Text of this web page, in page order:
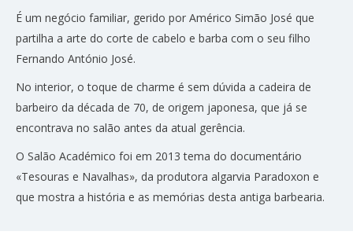
É um negócio familiar, gerido por Américo Simão José que
partilha a arte do corte de cabelo e barba com o seu filho
Fernando António José.
No interior, o toque de charme é sem dúvida a cadeira de
barbeiro da década de 70, de origem japonesa, que já se
encontrava no salão antes da atual gerência.
O Salão Académico foi em 2013 tema do documentário
«Tesouras e Navalhas», da produtora algarvia Paradoxon e
que mostra a história e as memórias desta antiga barbearia.